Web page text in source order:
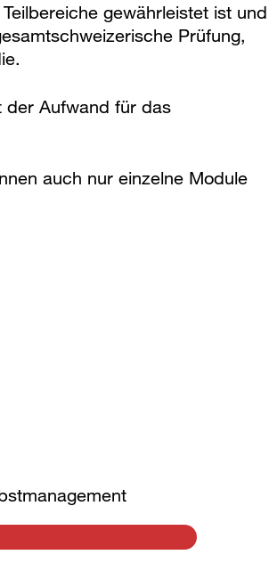
gewährleistet ist und
Prüfung,
der Aufwand für das
auch nur einzelne Module